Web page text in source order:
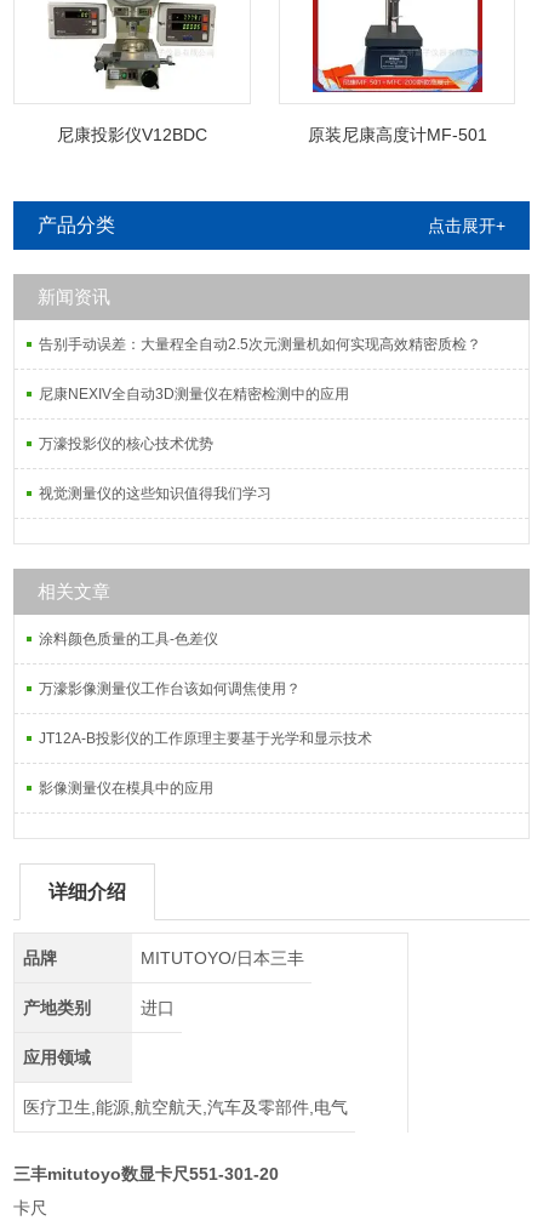
尼康投影仪V12BDC 原装尼康高度计MF-501
产品分类 点击展开+
新闻资讯
告别手动误差：大量程全自动2.5次元测量机如何实现高效精密质检？
尼康NEXIV全自动3D测量仪在精密检测中的应用
万濠投影仪的核心技术优势
视觉测量仪的这些知识值得我们学习
相关文章
涂料颜色质量的工具-色差仪
万濠影像测量仪工作台该如何调焦使用？
JT12A-B投影仪的工作原理主要基于光学和显示技术
影像测量仪在模具中的应用
详细介绍
品牌 MITUTOYO/日本三丰
产地类别 进口
应用领域
医疗卫生,能源,航空航天,汽车及零部件,电气
三丰mitutoyo数显卡尺551-301-20
卡尺